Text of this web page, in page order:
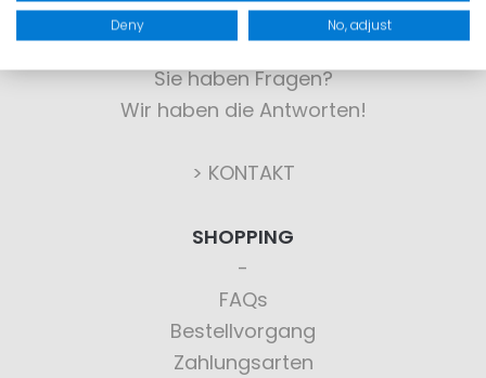
KONTAKT
Sie haben Fragen?
Wir haben die Antworten!
> KONTAKT
SHOPPING
FAQs
Bestellvorgang
Zahlungsarten
Deny No, adjust